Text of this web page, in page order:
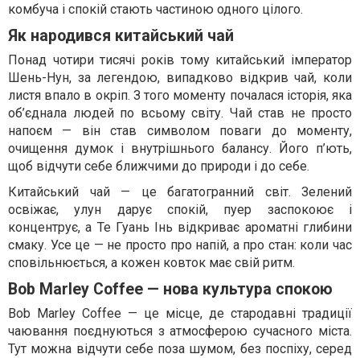
комбуча і спокій стають частиною одного цілого.
Як народився китайський чай
Понад чотири тисячі років тому китайський імператор
Шень-Нун, за легендою, випадково відкрив чай, коли
листя впало в окріп. З того моменту почалася історія, яка
об’єднала людей по всьому світу. Чай став не просто
напоєм — він став символом поваги до моменту,
очищення думок і внутрішнього балансу. Його п’ють,
щоб відчути себе ближчими до природи і до себе.
Китайський чай — це багатогранний світ. Зелений
освіжає, улун дарує спокій, пуер заспокоює і
концентрує, а Те Гуань Інь відкриває ароматні глибини
смаку. Усе це — не просто про напій, а про стан: коли час
сповільнюється, а кожен ковток має свій ритм.
Bob Marley Coffee — нова культура спокою
Bob Marley Coffee — це місце, де стародавні традиції
чаювання поєднуються з атмосферою сучасного міста.
Тут можна відчути себе поза шумом, без поспіху, серед